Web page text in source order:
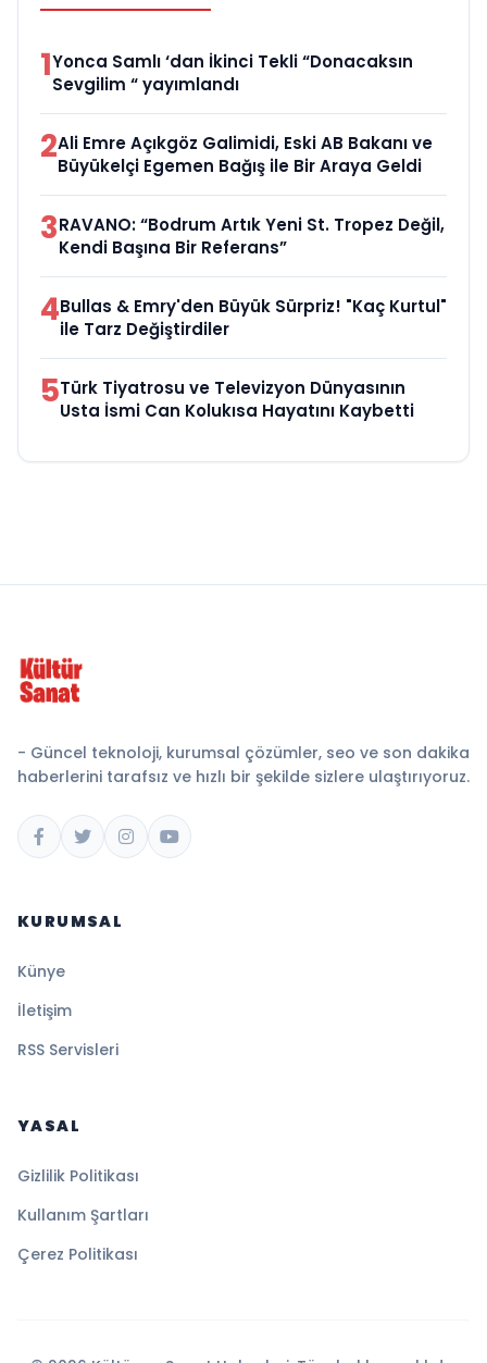
1Yonca Samlı ‘dan İkinci Tekli “Donacaksın
Sevgilim “ yayımlandı
2Ali Emre Açıkgöz Galimidi, Eski AB Bakanı ve
Büyükelçi Egemen Bağış ile Bir Araya Geldi
3RAVANO: “Bodrum Artık Yeni St. Tropez Değil,
Kendi Başına Bir Referans”
4Bullas & Emry'den Büyük Sürpriz! "Kaç Kurtul"
ile Tarz Değiştirdiler
5Türk Tiyatrosu ve Televizyon Dünyasının
Usta İsmi Can Kolukısa Hayatını Kaybetti
- Güncel teknoloji, kurumsal çözümler, seo ve son dakika
haberlerini tarafsız ve hızlı bir şekilde sizlere ulaştırıyoruz.
KURUMSAL
Künye
İletişim
RSS Servisleri
YASAL
Gizlilik Politikası
Kullanım Şartları
Çerez Politikası